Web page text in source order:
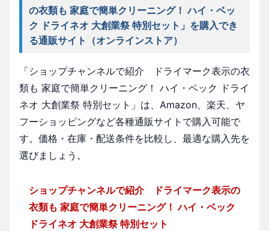
の衣類も 家庭で簡単クリーニング！ ハイ・ベッ
ク ドライネオ 大創業祭 特別セット」を購入でき
る通販サイト（オンラインストア）
「ショップチャンネルで紹介 ドライマーク表示の衣
類も 家庭で簡単クリーニング！ ハイ・ベック ドライ
ネオ 大創業祭 特別セット」は、Amazon、楽天、ヤ
フーショッピングなど各種通販サイトで購入可能で
す。価格・在庫・配送条件を比較し、最適な購入先を
選びましょう。
ショップチャンネルで紹介 ドライマーク表示の
衣類も 家庭で簡単クリーニング！ ハイ・ベック
ドライネオ 大創業祭 特別セット